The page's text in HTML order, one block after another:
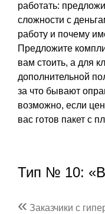
работать:
сложности с
работу и почему
Предложите
вам стоить, а для
дополнительной
за что бывают
возможно, если
вас готов пакет с
Тип № 10:
« Заказчики с